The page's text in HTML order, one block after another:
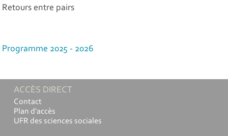
Retours entre pairs
Programme 2025 - 2026
ACCÈS DIRECT
Contact
Plan d'accès
UFR des sciences sociales